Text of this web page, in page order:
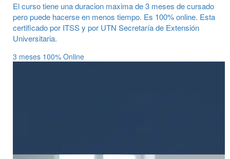
El curso tiene una duracion maxima de 3 meses de cursado
pero puede hacerse en menos tiempo. Es 100% online. Esta
certificado por ITSS y por UTN Secretaría de Extensión
Universitaria.
3 meses 100% Online